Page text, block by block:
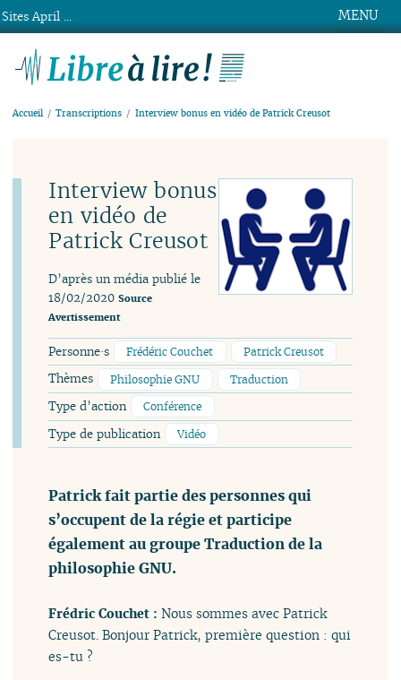
MENU
Accueil Transcriptions Interview bonus en vidéo de Patrick Creusot
Interview bonus
en vidéo de
Patrick Creusot
D’après un média publié le
18/02/2020 Source
Avertissement
Personne·s Frédéric Couchet Patrick Creusot
Thèmes Philosophie GNU Traduction
Type d’action Conférence
Type de publication Vidéo
Patrick fait partie des personnes qui
s’occupent de la régie et participe
également au groupe Traduction de la
philosophie GNU.
Frédric Couchet :Nous sommes avec Patrick
Creusot. Bonjour Patrick, première question : qui
es-tu ?
Sites April ...